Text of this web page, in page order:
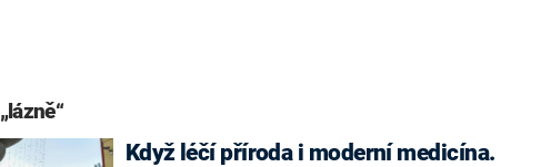
„lázně“
Když léčí příroda i moderní medicína.